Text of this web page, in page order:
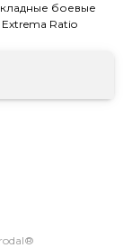
боевые
Extrema Ratio